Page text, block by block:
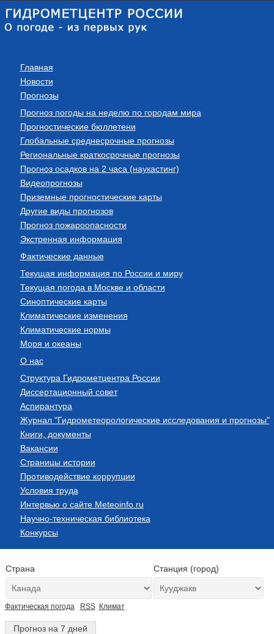
Главная
Новости
Прогнозы
Прогноз погоды на неделю по городам мира
Прогностические бюллетени
Глобальные среднесрочные прогнозы
Региональные краткосрочные прогнозы
Прогноз осадков на 2 часа (наукастинг)
Видеопрогнозы
Приземные прогностические карты
Другие виды прогнозов
Прогноз пожароопасности
Экстренная информация
Фактические данные
Текущая информация по России и миру
Текущая погода в Москве и области
Синоптические карты
Климатические изменения
Климатические нормы
Моря и океаны
О нас
Структура Гидрометцентра России
Диссертационный совет
Аспирантура
Журнал "Гидрометеорологические исследования и прогнозы"
Книги, документы
Вакансии
Страницы истории
Противодействие коррупции
Условия труда
Интервью о сайте Meteoinfo.ru
Научно-техническая библиотека
Конкурсы
Страна Станция (город)
Фактическая погода RSS Климат
Прогноз на 7 дней